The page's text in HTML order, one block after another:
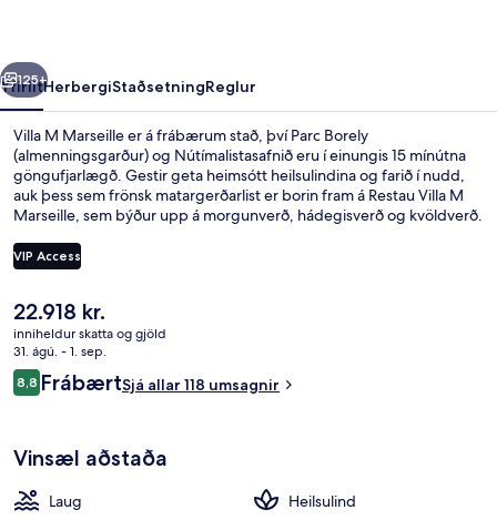
Næsta
125+
YfirlitHerbergiStaðsetningReglur
Villa M Marseille er á frábærum stað, því Parc Borely
(almenningsgarður) og Nútímalistasafnið eru í einungis 15 mínútna
göngufjarlægð. Gestir geta heimsótt heilsulindina og farið í nudd,
auk þess sem frönsk matargerðarlist er borin fram á Restau Villa M
Marseille, sem býður upp á morgunverð, hádegisverð og kvöldverð.
bar við sundlaugarbakkann og líkamsræktaraðstaða. Aðrir gestir hafa
sérstaklega sagt að hjálpsamt starfsfólk sé meðal helstu kosta
VIP Access
Núverandi
verð
er
22.918 kr.
22.918 kr.
inniheldur skatta og gjöld
31. ágú. - 1. sep.
Umsagnir
8,88,8 af 10
FrábærtSjá allar 118 umsagnir
Vinsæl aðstaða
Laug
Heilsulind